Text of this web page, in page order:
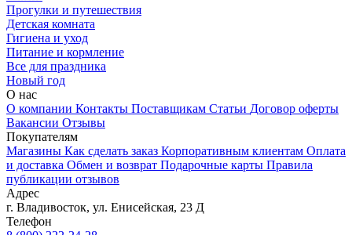
Прогулки и путешествия
Детская комната
Гигиена и уход
Питание и кормление
Все для праздника
Новый год
О нас
О компании Контакты Поставщикам Статьи Договор оферты
Вакансии Отзывы
Покупателям
Магазины Как сделать заказ Корпоративным клиентам Оплата
и доставка Обмен и возврат Подарочные карты Правила
публикации отзывов
Адрес
г. Владивосток, ул. Енисейская, 23 Д
Телефон